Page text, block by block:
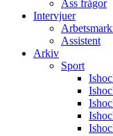
Ass frågor
Intervjuer
Assistent
Arkiv
Sport